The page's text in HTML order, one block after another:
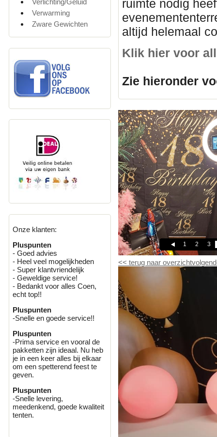
Verwarming
Zware Gewichten
Onze klanten:
Pluspunten
- Goed advies
- Heel veel mogelijkheden
- Super klantvriendelijk
- Geweldige service!
- Bedankt voor alles Coen,
echt top!!
Pluspunten
-Snelle en goede service!!
Pluspunten
-Prima service en vooral de
pakketten zijn ideaal. Nu heb
je in een keer alles bij elkaar
om een spetterend feest te
geven.
Pluspunten
-Snelle levering,
meedenkend, goede kwaliteit
tenten.
ruimte nodig
altijd helemaal
Klik hier voor
Zie hieronder
1 2 3
<< terug naar overzicht